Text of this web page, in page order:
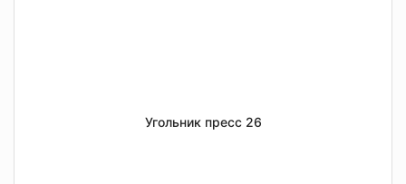
Угольник пресс 26